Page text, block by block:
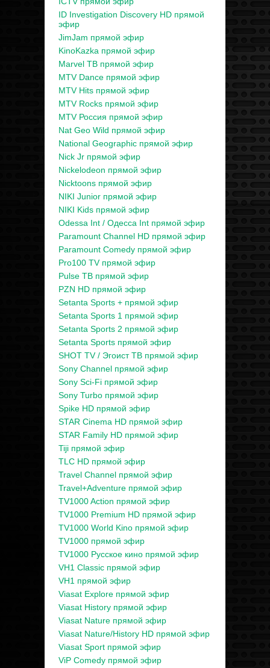
ID Investigation Discovery HD прямой
эфир
JimJam прямой эфир
KinoKazka прямой эфир
Marvel ТВ прямой эфир
MTV Dance прямой эфир
MTV Hits прямой эфир
MTV Rocks прямой эфир
MTV Россия прямой эфир
Nat Geo Wild прямой эфир
National Geographic прямой эфир
Nick Jr прямой эфир
Nickelodeon прямой эфир
Nicktoons прямой эфир
NIKI Junior прямой эфир
NIKI Kids прямой эфир
Odessa Int / Одесса Int прямой эфир
Paramount Channel HD прямой эфир
Paramount Comedy прямой эфир
Pro100 TV прямой эфир
Pulse ТВ прямой эфир
PZN HD прямой эфир
Setanta Sports + прямой эфир
Setanta Sports 1 прямой эфир
Setanta Sports 2 прямой эфир
Setanta Sports прямой эфир
SHOT TV / Эгоист ТВ прямой эфир
Sony Channel прямой эфир
Sony Sci-Fi прямой эфир
Sony Turbo прямой эфир
Spike HD прямой эфир
STAR Cinema HD прямой эфир
STAR Family HD прямой эфир
Tiji прямой эфир
TLC HD прямой эфир
Travel Channel прямой эфир
Travel+Adventure прямой эфир
TV1000 Action прямой эфир
TV1000 Premium HD прямой эфир
TV1000 World Kino прямой эфир
TV1000 прямой эфир
TV1000 Русское кино прямой эфир
VH1 Classic прямой эфир
VH1 прямой эфир
Viasat Explore прямой эфир
Viasat History прямой эфир
Viasat Nature прямой эфир
Viasat Nature/History HD прямой эфир
Viasat Sport прямой эфир
ViP Comedy прямой эфир